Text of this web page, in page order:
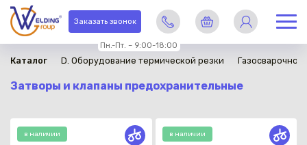
Заказать звонок
Пн.-Пт. – 9:00-18:00
Каталог D. Оборудование термической резки
Затворы и клапаны предохранительные
в наличии в наличии